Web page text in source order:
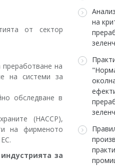
от сектор
на
на системи за
обследване в
(НАССР),
на фирменото
за
на